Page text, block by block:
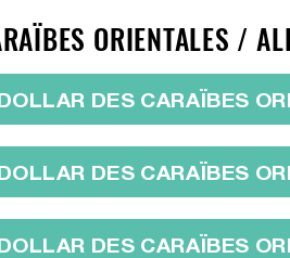
ORIENTALES /
DES CARAÏBES
DES CARAÏBES
DES CARAÏBES